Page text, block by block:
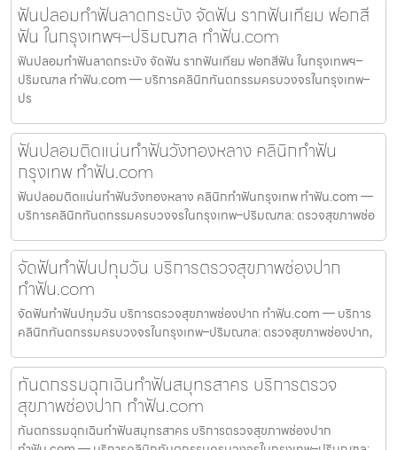
ฟันปลอมทำฟันลาดกระบัง จัดฟัน รากฟันเทียม ฟอกสี
ฟัน ในกรุงเทพฯ–ปริมณฑล ทำฟัน.com
ฟันปลอมทำฟันลาดกระบัง จัดฟัน รากฟันเทียม ฟอกสีฟัน ในกรุงเทพฯ–
ปริมณฑล ทำฟัน.com — บริการคลินิกทันตกรรมครบวงจรในกรุงเทพ–
ปร
ฟันปลอมติดแน่นทำฟันวังทองหลาง คลินิกทำฟัน
กรุงเทพ ทำฟัน.com
ฟันปลอมติดแน่นทำฟันวังทองหลาง คลินิกทำฟันกรุงเทพ ทำฟัน.com —
บริการคลินิกทันตกรรมครบวงจรในกรุงเทพ–ปริมณฑล: ตรวจสุขภาพช่อ
จัดฟันทำฟันปทุมวัน บริการตรวจสุขภาพช่องปาก
ทำฟัน.com
จัดฟันทำฟันปทุมวัน บริการตรวจสุขภาพช่องปาก ทำฟัน.com — บริการ
คลินิกทันตกรรมครบวงจรในกรุงเทพ–ปริมณฑล: ตรวจสุขภาพช่องปาก,
ทันตกรรมฉุกเฉินทำฟันสมุทรสาคร บริการตรวจ
สุขภาพช่องปาก ทำฟัน.com
ทันตกรรมฉุกเฉินทำฟันสมุทรสาคร บริการตรวจสุขภาพช่องปาก